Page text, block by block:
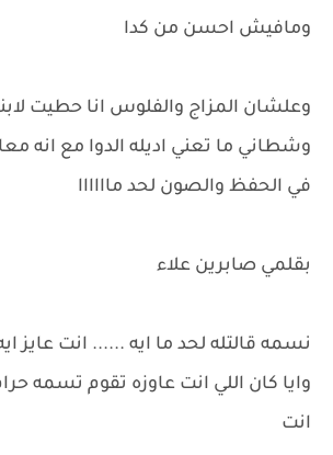
ومافيش احسن من كدا
وعلشان المزاج والفلوس انا حطيت
وشطاني ما تعني اديله الدوا مع انه
في الحفظ والصون لحد ماااااا
بقلمي صابرين علاء
نسمه قالتله لحد ما ايه ...... انت عايز
وايا كان اللي انت عاوزه تقوم تسمه
انت